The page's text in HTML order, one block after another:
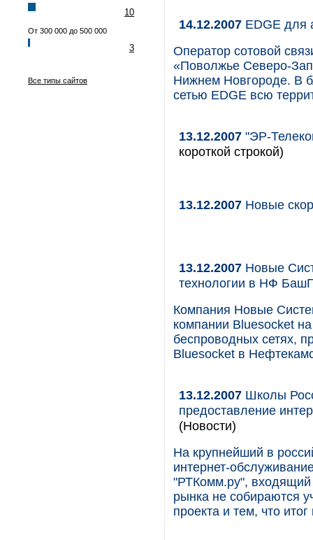
10
От 300 000 до 500 000
3
Все типы сайтов
14.12.2007 EDGE для
Оператор сотовой
«Поволжье Северо-
Нижнем Новгороде. В
сетью EDGE всю
13.12.2007 "ЭР-
короткой строкой)
13.12.2007 Новые
13.12.2007 Новые
технологии в НФ
Компания Новые
компании Bluesocket
беспроводных сетях,
Bluesocket в
13.12.2007 Школы
предоставление
(Новости)
На крупнейший в
интернет-
"РТКомм.ру", входящий
рынка не собираются
проекта и тем, что